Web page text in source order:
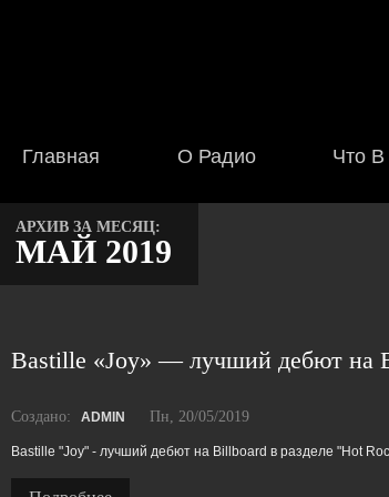
Главная О Радио Что
АРХИВ ЗА МЕСЯЦ:
МАЙ 2019
Bastille «Joy» — лучший дебют на
Создано: ADMIN Пн, 20/05/2019
Bastille "Joy" - лучший дебют на Billboard в разделе "Hot